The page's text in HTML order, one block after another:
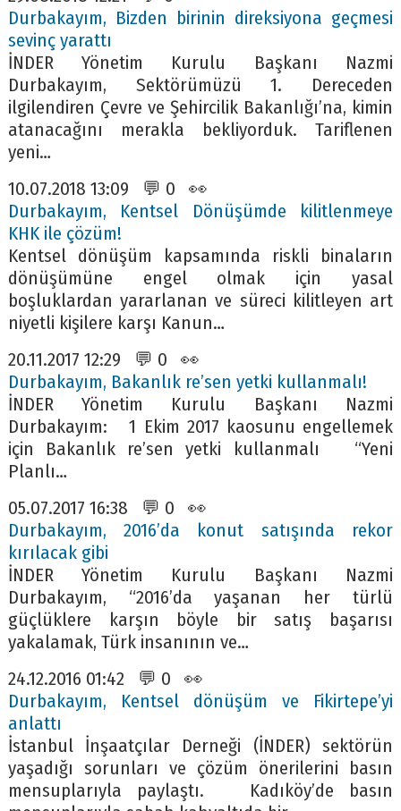
Durbakayım, Bizden birinin direksiyona geçmesi
sevinç yarattı
İNDER Yönetim Kurulu Başkanı Nazmi
Durbakayım, Sektörümüzü 1. Dereceden
ilgilendiren Çevre ve Şehircilik Bakanlığı’na, kimin
atanacağını merakla bekliyorduk. Tariflenen
yeni…
10.07.2018 13:09 💬 0 👀
Durbakayım, Kentsel Dönüşümde kilitlenmeye
KHK ile çözüm!
Kentsel dönüşüm kapsamında riskli binaların
dönüşümüne engel olmak için yasal
boşluklardan yararlanan ve süreci kilitleyen art
niyetli kişilere karşı Kanun…
20.11.2017 12:29 💬 0 👀
Durbakayım, Bakanlık re’sen yetki kullanmalı!
İNDER Yönetim Kurulu Başkanı Nazmi
Durbakayım: 1 Ekim 2017 kaosunu engellemek
için Bakanlık re’sen yetki kullanmalı “Yeni
Planlı…
05.07.2017 16:38 💬 0 👀
Durbakayım, 2016’da konut satışında rekor
kırılacak gibi
İNDER Yönetim Kurulu Başkanı Nazmi
Durbakayım, “2016’da yaşanan her türlü
güçlüklere karşın böyle bir satış başarısı
yakalamak, Türk insanının ve…
24.12.2016 01:42 💬 0 👀
Durbakayım, Kentsel dönüşüm ve Fikirtepe’yi
anlattı
İstanbul İnşaatçılar Derneği (İNDER) sektörün
yaşadığı sorunları ve çözüm önerilerini basın
mensuplarıyla paylaştı. Kadıköy’de basın